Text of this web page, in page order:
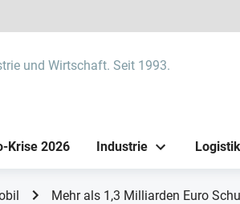
und Wirtschaft. Seit 1993.
Krise 2026 Industrie Logistik
Mehr als 1,3 Milliarden Euro